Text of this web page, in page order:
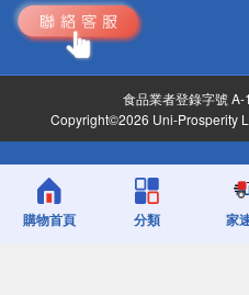
食品業者登錄字號
Copyright©2026 Uni-Prosperity
購物首頁 分類 家